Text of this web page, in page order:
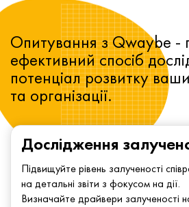
Дослідження
Підвищуйте рівень залученості
на детальні звіти з фокусом на дії.
Визначайте драйвери залученості
Опитування з Qwaybe -
ефективний спосіб
потенціал розвитку
та організації.